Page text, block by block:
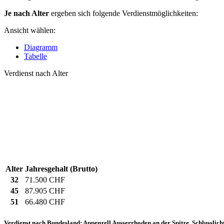
Je nach Alter ergeben sich folgende Verdienstmöglichkeiten:
Ansicht wählen:
Diagramm
Tabelle
Verdienst nach Alter
Alter Jahresgehalt (Brutto)
32
71.500 CHF
45
87.905 CHF
51
66.480 CHF